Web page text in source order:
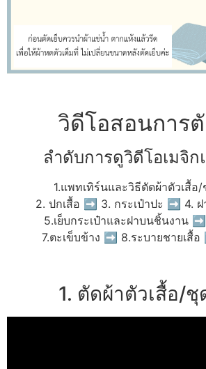
วิดีโอสอนการ
ลำดับการดูวิดีโอเมจิก
1.แพทเทิร์นและวิธีตัดผ้าตัวเสื้
2. ปกเสื้อ ➡ 3. กระเป๋าปะ ➡ 4. ฝ
5.เย็บกระเป๋าและฝาบนชิ้นงาน
7.ตะเข็บข้าง ➡ 8.ระบายชายเสื้
1. ตัดผ้าตัวเสื้อ/ชุ